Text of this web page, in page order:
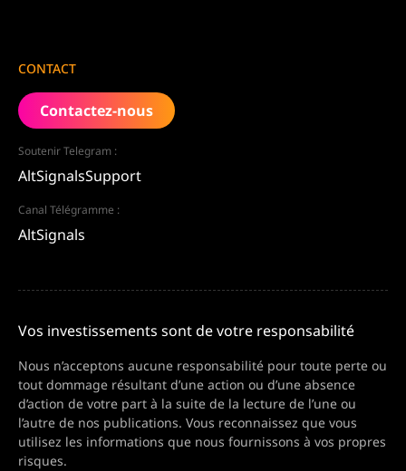
CONTACT
Contactez-nous
Soutenir Telegram :
AltSignalsSupport
Canal Télégramme :
AltSignals
Vos investissements sont de votre responsabilité
Nous n’acceptons aucune responsabilité pour toute perte ou
tout dommage résultant d’une action ou d’une absence
d’action de votre part à la suite de la lecture de l’une ou
l’autre de nos publications. Vous reconnaissez que vous
utilisez les informations que nous fournissons à vos propres
risques.